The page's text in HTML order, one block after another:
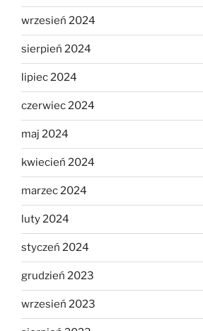
wrzesień 2024
sierpień 2024
lipiec 2024
czerwiec 2024
maj 2024
kwiecień 2024
marzec 2024
luty 2024
styczeń 2024
grudzień 2023
wrzesień 2023